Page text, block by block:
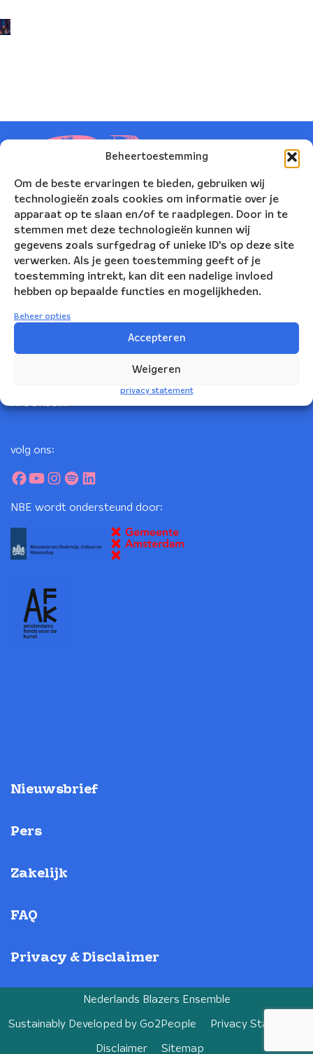
Beheertoestemming
Om de beste ervaringen te bieden, gebruiken wij
technologieën zoals cookies om informatie over je
apparaat op te slaan en/of te raadplegen. Door in te
stemmen met deze technologieën kunnen wij
gegevens zoals surfgedrag of unieke ID's op deze site
verwerken. Als je geen toestemming geeft of je
toestemming intrekt, kan dit een nadelige invloed
hebben op bepaalde functies en mogelijkheden.
Beheer opties
Accepteren
Weigeren
privacy statement
Korte Leidsedwarsstraat 12
info@nbe.nl
volg ons:
NBE wordt ondersteund door:
Nieuwsbrief
Pers
Zakelijk
FAQ
Privacy & Disclaimer
Nederlands Blazers Ensemble
Sustainably Developed by Go2People Privacy Statement
Disclaimer Sitemap